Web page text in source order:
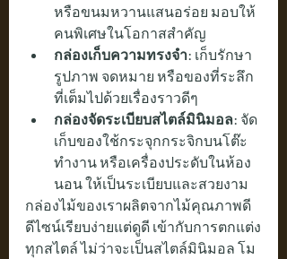
หรือขนมหวานแสนอร่อย มอบให้
คนพิเศษในโอกาสสำคัญ
กล่องเก็บความทรงจำ: เก็บรักษา
รูปภาพ จดหมาย หรือของที่ระลึก
ที่เต็มไปด้วยเรื่องราวดีๆ
กล่องจัดระเบียบสไตล์มินิมอล: จัด
เก็บของใช้กระจุกกระจิกบนโต๊ะ
ทำงาน หรือเครื่องประดับในห้อง
นอน ให้เป็นระเบียบและสวยงาม
กล่องไม้ของเราผลิตจากไม้คุณภาพดี
ดีไซน์เรียบง่ายแต่ดูดี เข้ากับการตกแต่ง
ทุกสไตล์ ไม่ว่าจะเป็นสไตล์มินิมอล โม